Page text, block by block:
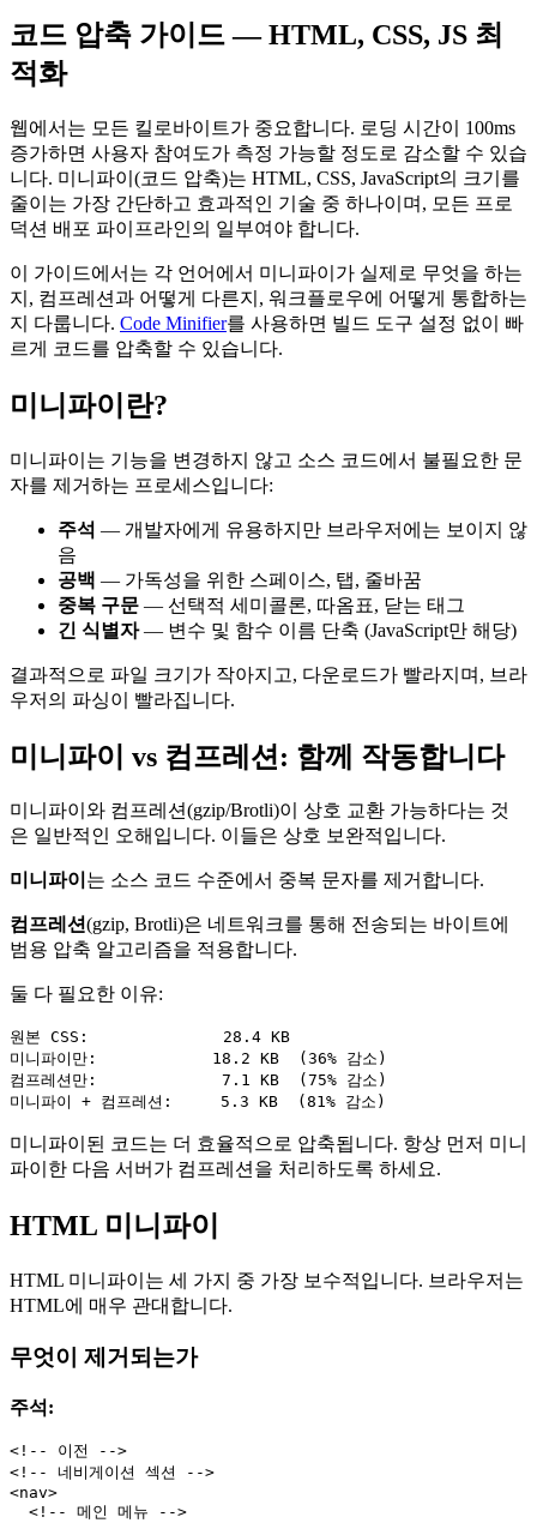
코드 압축 가이드 — HTML, CSS, JS 최
적화
웹에서는 모든 킬로바이트가 중요합니다. 로딩 시간이 100ms
증가하면 사용자 참여도가 측정 가능할 정도로 감소할 수 있습
니다. 미니파이(코드 압축)는 HTML, CSS, JavaScript의 크기를
줄이는 가장 간단하고 효과적인 기술 중 하나이며, 모든 프로
덕션 배포 파이프라인의 일부여야 합니다.
이 가이드에서는 각 언어에서 미니파이가 실제로 무엇을 하는
지, 컴프레션과 어떻게 다른지, 워크플로우에 어떻게 통합하는
지 다룹니다. Code Minifier를 사용하면 빌드 도구 설정 없이 빠
르게 코드를 압축할 수 있습니다.
미니파이란?
미니파이는 기능을 변경하지 않고 소스 코드에서 불필요한 문
자를 제거하는 프로세스입니다:
주석 — 개발자에게 유용하지만 브라우저에는 보이지 않
음
공백 — 가독성을 위한 스페이스, 탭, 줄바꿈
중복 구문 — 선택적 세미콜론, 따옴표, 닫는 태그
긴 식별자— 변수 및 함수 이름 단축 (JavaScript만 해당)
결과적으로 파일 크기가 작아지고, 다운로드가 빨라지며, 브라
우저의 파싱이 빨라집니다.
미니파이 vs 컴프레션: 함께 작동합니다
미니파이와 컴프레션(gzip/Brotli)이 상호 교환 가능하다는 것
은 일반적인 오해입니다. 이들은 상호 보완적입니다.
미니파이 는 소스 코드 수준에서 중복 문자를 제거합니다.
컴프레션(gzip, Brotli)은 네트워크를 통해 전송되는 바이트에
범용 압축 알고리즘을 적용합니다.
둘 다 필요한 이유:
원본 CSS:              28.4 KB
미니파이만:            18.2 KB  (36% 감소)
컴프레션만:             7.1 KB  (75% 감소)
미니파이된 코드는 더 효율적으로 압축됩니다. 항상 먼저 미니
파이한 다음 서버가 컴프레션을 처리하도록 하세요.
HTML 미니파이
HTML 미니파이는 세 가지 중 가장 보수적입니다. 브라우저는
HTML에 매우 관대합니다.
무엇이 제거되는가
주석:
<!-- 이전 -->
<!-- 네비게이션 섹션 -->
<nav>
  <!-- 메인 메뉴 -->